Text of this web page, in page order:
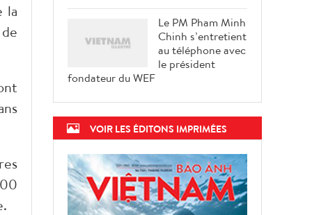
la
Le PM Pham Minh
Chinh s’entretient
au téléphone avec
le président
fondateur du WEF
VOIR LES ÉDITONS IMPRIMÉES